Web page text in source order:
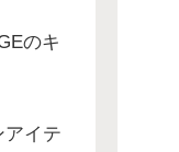
のキ
イテ